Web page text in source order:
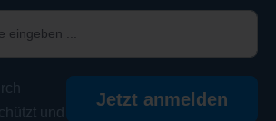
Jetzt anmelden
und